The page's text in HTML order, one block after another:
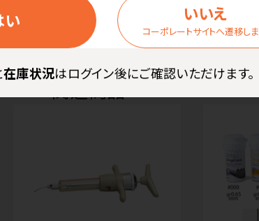
い
いいえ
コーポレートサイトへ遷移し
在庫状況はログイン後にご確認いただけます。